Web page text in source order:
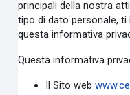
principali della nostra
tipo di dato personale,
questa informativa
Questa informativa
Il Sito web